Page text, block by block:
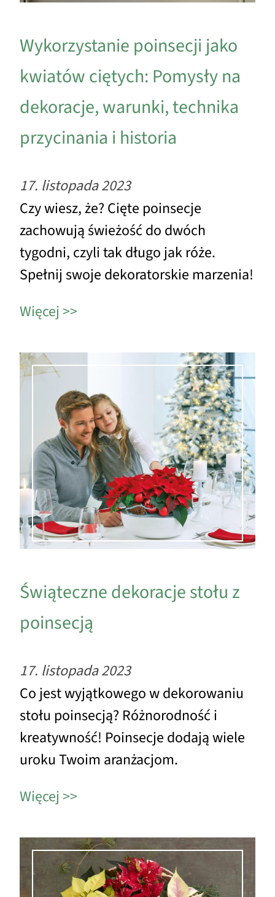
Wykorzystanie poinsecji jako
kwiatów ciętych: Pomysły na
dekoracje, warunki, technika
przycinania i historia
17. listopada 2023
Czy wiesz, że? Cięte poinsecje
zachowują świeżość do dwóch
tygodni, czyli tak długo jak róże.
Spełnij swoje dekoratorskie marzenia!
Więcej
Świąteczne dekoracje stołu z
poinsecją
17. listopada 2023
Co jest wyjątkowego w dekorowaniu
stołu poinsecją? Różnorodność i
kreatywność! Poinsecje dodają wiele
uroku Twoim aranżacjom.
Więcej